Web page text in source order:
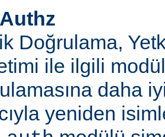
Doğrulama,
ile ilgili
daha
yeniden